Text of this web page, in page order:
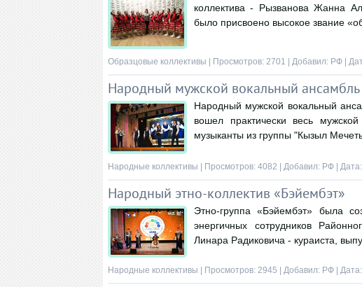
коллектива - Рызванова Жанна
было присвоено высокое звание
Образцовые коллективы | Просмотров: 2701 | Добавил: РФ |
Народный мужской вокальный ансамбль
Народный мужской вокальный
вошел практически весь
музыканты из группы "Кызыл
Народные коллективы | Просмотров: 4082 | Добавил: РФ | Дата:
Народный этно-коллектив «Бэйембэт»
Этно-группа «Бэйембэт» была
энергичных сотрудников
Линара Радиковича - кураиста,
Народные коллективы | Просмотров: 2945 | Добавил: РФ | Дата: